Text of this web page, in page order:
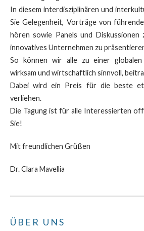
In diesem interdisziplinären und
Sie Gelegenheit, Vorträge von
hören sowie Panels und
innovatives Unternehmen zu
So können wir alle zu einer globalen
wirksam und wirtschaftlich sinnvoll,
Dabei wird ein Preis für die beste
verliehen.
Die Tagung ist für alle Interessierten
Sie!
Mit freundlichen Grüßen
Dr. Clara Mavellia
ÜBER UNS